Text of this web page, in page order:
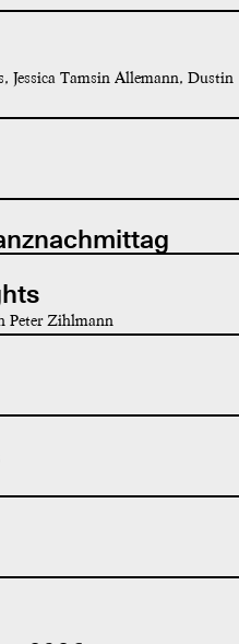
Jessica Tamsin Allemann, Dustin
Peter Zihlmann